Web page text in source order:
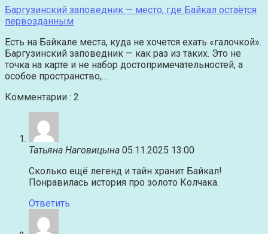
Баргузинский заповедник — место, где Байкал остаётся
первозданным
Есть на Байкале места, куда не хочется ехать «галочкой».
Баргузинский заповедник — как раз из таких. Это не
точка на карте и не набор достопримечательностей, а
особое пространство,…
Комментарии : 2
Татьяна Наговицына 05.11.2025 13:00
Сколько ещё легенд и тайн хранит Байкал!
Понравилась история про золото Колчака.
Ответить